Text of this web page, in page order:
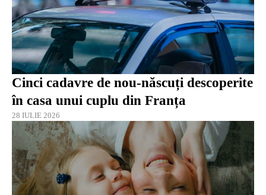
Cinci cadavre de nou-născuți descoperite
în casa unui cuplu din Franța
28 IULIE 2026